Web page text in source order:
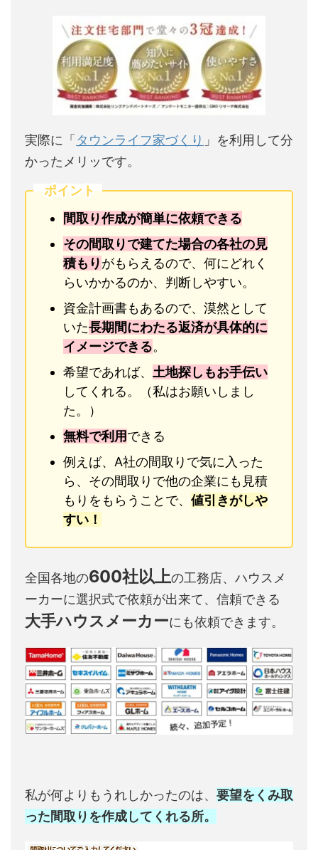
実際に「タウンライフ家づくり 」を利用して分
かったメリッです。
ポイント
間取り作成が簡単に依頼できる
その間取りで建てた場合の各社の見
積もりがもらえるので、何にどれく
らいかかるのか、判断しやすい。
資金計画書もあるので、漠然として
いた長期間にわたる返済が具体的に
イメージできる。
希望であれば、 土地探しもお手伝い
してくれる。（私はお願いしまし
た。）
無料で利用できる
例えば、A社の間取りで気に入った
ら、その間取りで他の企業にも見積
もりをもらうことで、 値引きがしや
すい！
全国各地の600社以上の工務店、ハウスメ
ーカーに選択式で依頼が出来て、信頼できる
大手ハウスメーカーにも依頼できます。
私が何よりもうれしかったのは、 要望をくみ取
った間取りを作成してくれる所。